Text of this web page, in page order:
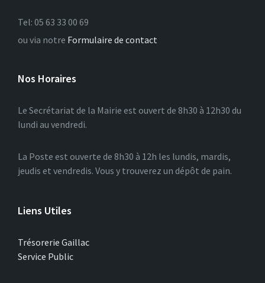
Tel: 05 63 33 00 69
ou via notre Formulaire de contact
Nos Horaires
Le Secrétariat de la Mairie est ouvert de 8h30 à 12h30 du
lundi au vendredi.
La Poste est ouverte de 8h30 à 12h les lundis, mardis,
jeudis et vendredis. Vous y trouverez un dépôt de pain.
Liens Utiles
Trésorerie Gaillac
Service Public